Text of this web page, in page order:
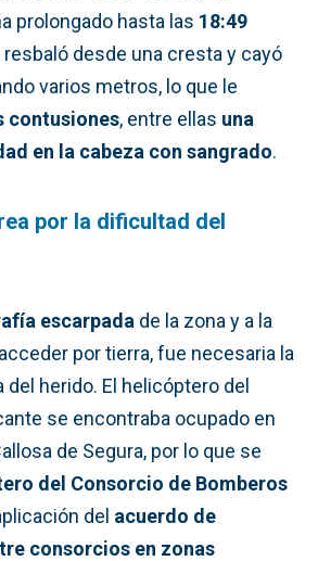
prolongado hasta las 18:49
resbaló desde una cresta y cayó
varios metros, lo que le
contusiones, entre ellas una
en la cabeza con sangrado.
por la dificultad del
escarpada de la zona y a la
por tierra, fue necesaria la
del herido. El helicóptero del
se encontraba ocupado en
de Segura, por lo que se
del Consorcio de Bomberos
del acuerdo de
consorcios en zonas